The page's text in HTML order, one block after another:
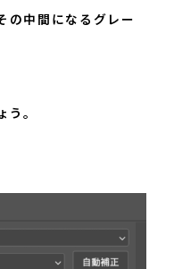
の中間になるグレー
。